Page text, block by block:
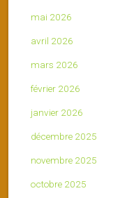
mai 2026
avril 2026
mars 2026
février 2026
janvier 2026
décembre 2025
novembre 2025
octobre 2025